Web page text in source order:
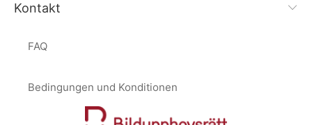
Kontakt
FAQ
Bedingungen und Konditionen